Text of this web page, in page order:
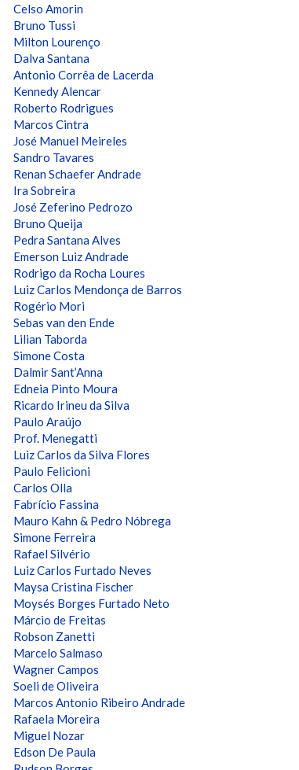
Celso Amorin
Bruno Tussi
Milton Lourenço
Dalva Santana
Antonio Corrêa de Lacerda
Kennedy Alencar
Roberto Rodrigues
Marcos Cintra
José Manuel Meireles
Sandro Tavares
Renan Schaefer Andrade
Ira Sobreira
José Zeferino Pedrozo
Bruno Queija
Pedra Santana Alves
Emerson Luiz Andrade
Rodrigo da Rocha Loures
Luiz Carlos Mendonça de Barros
Rogério Mori
Sebas van den Ende
Lilian Taborda
Simone Costa
Dalmir Sant’Anna
Edneia Pinto Moura
Ricardo Irineu da Silva
Paulo Araújo
Prof. Menegatti
Luiz Carlos da Silva Flores
Paulo Felicioni
Carlos Olla
Fabrício Fassina
Mauro Kahn & Pedro Nóbrega
Simone Ferreira
Rafael Silvério
Luiz Carlos Furtado Neves
Maysa Cristina Fischer
Moysés Borges Furtado Neto
Márcio de Freitas
Robson Zanetti
Marcelo Salmaso
Wagner Campos
Soeli de Oliveira
Marcos Antonio Ribeiro Andrade
Rafaela Moreira
Miguel Nozar
Edson De Paula